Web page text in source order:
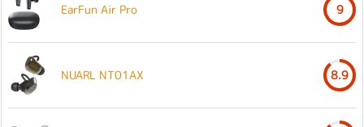
EarFun Air Pro 9
NUARL NT01AX 8.9